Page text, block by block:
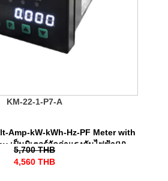
KM-22-1-P7-A
Amp-kW-kWh-Hz-PF Meter with
เป็นมิเตอร์วัดค่าแรงดันไฟฟ้า(V),
ลังงานไฟฟ้า (kWh) พร้อมทั้งรีเลย์
ฟเกินได้ สําหรับระบบไฟ 1 เฟส
5,700 THB
4,560 THB